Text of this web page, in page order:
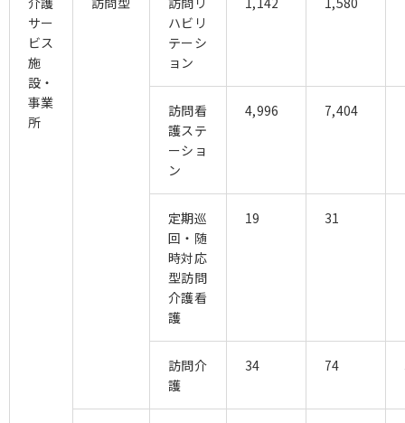
サー
ビス
施
設・
事業
所
ハビリ
テーシ
ョン
訪問看
護ステ
ーショ
ン
4,996 7,404
定期巡
回・随
時対応
型訪問
介護看
護
19 31
訪問介
護
34 74